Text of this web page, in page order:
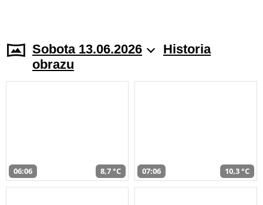
Sobota 13.06.2026
Historia
obrazu
06:06 8,7 °C 07:06 10,3 °C